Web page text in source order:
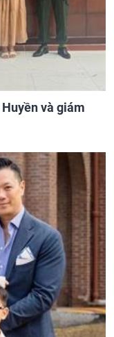
và giám